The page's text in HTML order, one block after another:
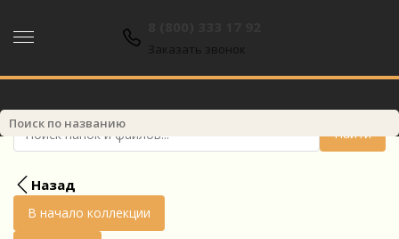
Заказать звонок
Найти
Назад
В начало коллекции